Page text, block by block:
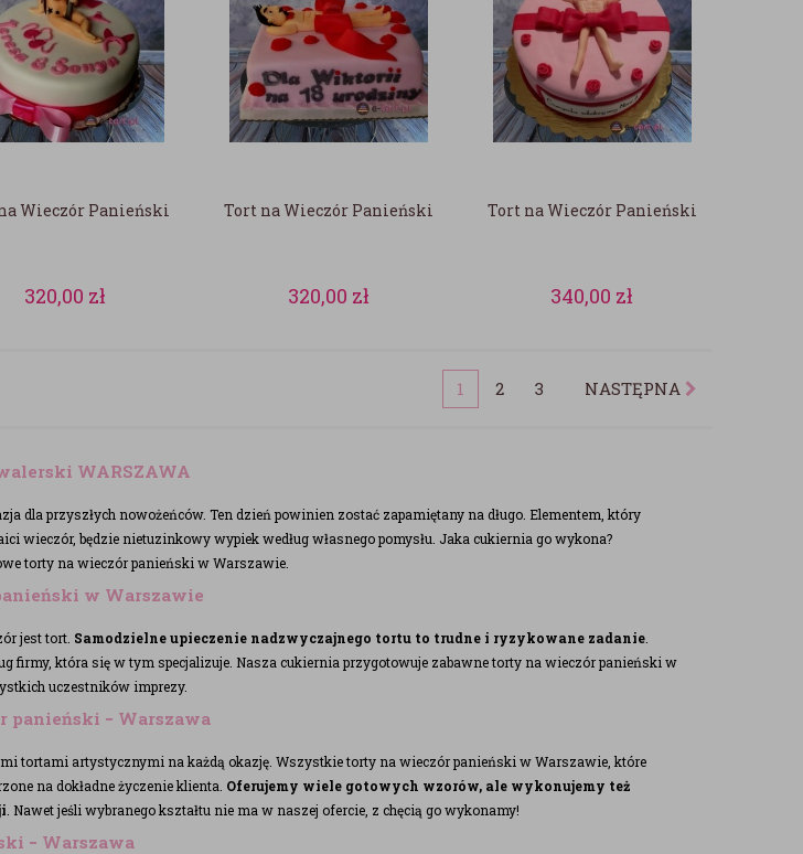
Wieczór Panieński
320,00 zł
Tort na Wieczór Panieński
320,00 zł
Tort na Wieczór Panieński
340,00 zł
1 2 3 NASTĘPNA
WARSZAWA
dla przyszłych nowożeńców. Ten dzień powinien zostać zapamiętany na długo. Elementem, który
wieczór, będzie nietuzinkowy wypiek według własnego pomysłu. Jaka cukiernia go wykona?
torty na wieczór panieński w Warszawie.
w Warszawie
jest tort. Samodzielne upieczenie nadzwyczajnego tortu to trudne i ryzykowane zadanie.
firmy, która się w tym specjalizuje. Nasza cukiernia przygotowuje zabawne torty na wieczór panieński w
uczestników imprezy.
− Warszawa
tortami artystycznymi na każdą okazję. Wszystkie torty na wieczór panieński w Warszawie, które
na dokładne życzenie klienta. Oferujemy wiele gotowych wzorów, ale wykonujemy też
. Nawet jeśli wybranego kształtu nie ma w naszej ofercie, z chęcią go wykonamy!
− Warszawa